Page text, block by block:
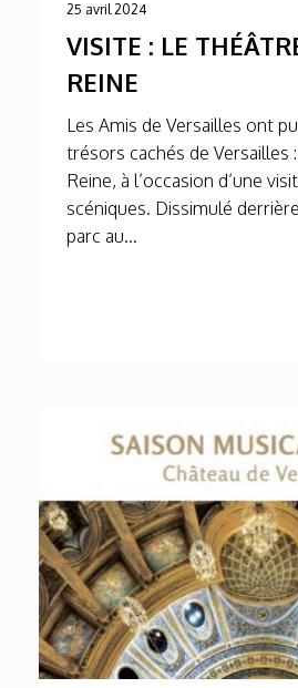
25 avril 2024
VISITE : LE
REINE
Les Amis de Versailles ont
trésors cachés de Versailles
Reine, à l’occasion d’une
scéniques. Dissimulé
parc au...